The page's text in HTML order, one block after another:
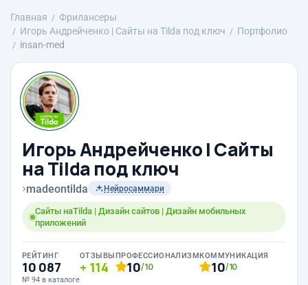
Главная
Фрилансеры
Игорь Андрейченко | Сайты на Tilda под ключ
Портфолио
insan-med
Игорь Андрейченко | Сайты
на Tilda под ключ
›madeontilda Нейросаммари
Сайты наTilda | Дизайн сайтов | Дизайн мобильных
приложений
РЕЙТИНГ
10 087
№ 94 в каталоге
ОТЗЫВЫ
114
ПРОФЕССИОНАЛИЗМ
10/10
КОММУНИКАЦИЯ
10/10